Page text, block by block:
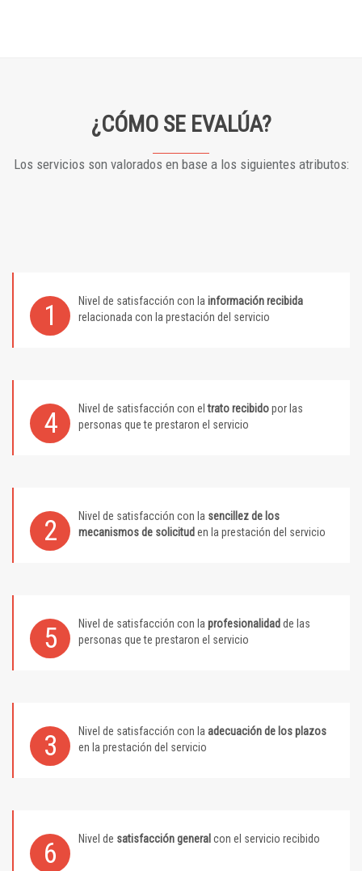
¿CÓMO SE EVALÚA?
Los servicios son valorados en base a los siguientes atributos:
1 Nivel de satisfacción con la información recibida
relacionada con la prestación del servicio
4 Nivel de satisfacción con eltrato recibidopor las
personas que te prestaron el servicio
2 Nivel de satisfacción con la sencillez de los
mecanismos de solicitud en la prestación del servicio
5 Nivel de satisfacción con la profesionalidad de las
personas que te prestaron el servicio
3 Nivel de satisfacción con la adecuación de los plazos
en la prestación del servicio
6 Nivel de satisfacción general con el servicio recibido